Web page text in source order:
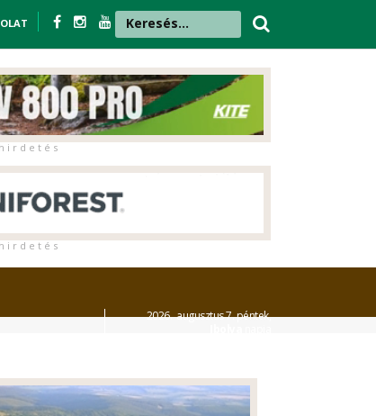
h i r d e t é s
h i r d e t é s
2026. augusztus 7. péntek,